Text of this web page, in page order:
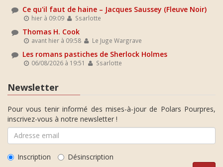
Ce qu'il faut de haine – Jacques Saussey (Fleuve Noir)
hier à 09:09 Ssarlotte
Thomas H. Cook
avant hier à 09:58 Le Juge Wargrave
Les romans pastiches de Sherlock Holmes
06/08/2026 à 19:51 Ssarlotte
Newsletter
Pour vous tenir informé des mises-à-jour de Polars Pourpres,
inscrivez-vous à notre newsletter !
Inscription Désinscription